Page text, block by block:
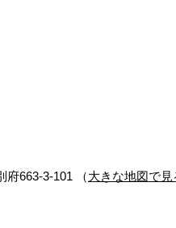
府663-3-101 （大きな地図で見